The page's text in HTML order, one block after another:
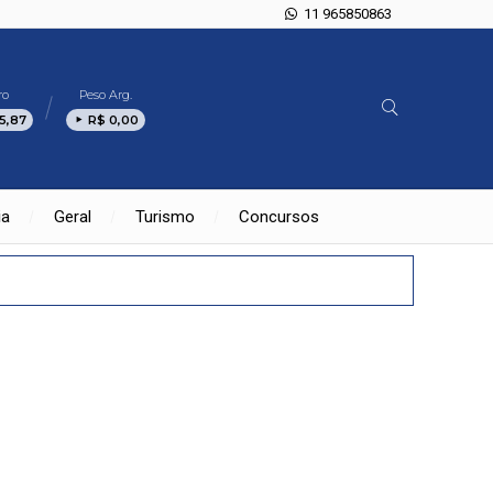
11 965850863
Peso Arg.
R$ 0,00
Geral Turismo Concursos